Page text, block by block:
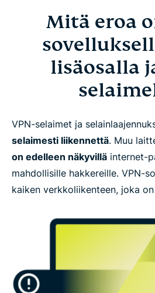
Mitä eroa
lisäosalla
VPN-selaimet ja
selaimesti liikennettä. Muu
on edelleen näkyvillä internet-
mahdollisille hakkereille. VPN-
kaiken verkkoliikenteen, joka